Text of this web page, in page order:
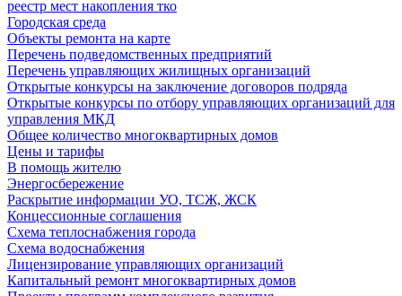
реестр мест накопления тко
Городская среда
Объекты ремонта на карте
Перечень подведомственных предприятий
Перечень управляющих жилищных организаций
Открытые конкурсы на заключение договоров подряда
Открытые конкурсы по отбору управляющих организаций для
управления МКД
Общее количество многоквартирных домов
Цены и тарифы
В помощь жителю
Энергосбережение
Раскрытие информации УО, ТСЖ, ЖСК
Концессионные соглашения
Схема теплоснабжения города
Схема водоснабжения
Лицензирование управляющих организаций
Капитальный ремонт многоквартирных домов